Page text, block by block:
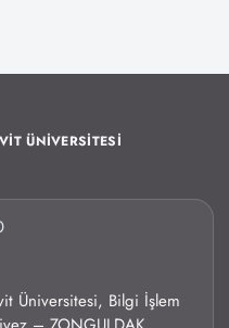
ÜNİVERSİTESİ
Üniversitesi, Bilgi İşlem